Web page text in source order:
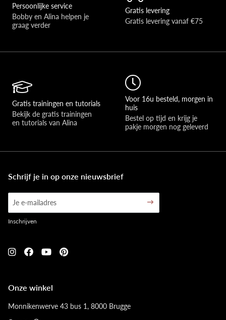
Persoonlijke service
Bobby en Alina helpen je
graag verder
Gratis levering
Gratis levering vanaf €75
Gratis trainingen en tutorials
Bekijk de gratis trainingen
en tutorials van Alina
Voor 16u besteld, morgen in
huis
Bestel op tijd en krijg je
pakje morgen nog geleverd
Onze winkel
Monnikenwerve 43 bus 1, 8000 Brugge
Schrijf je in op onze nieuwsbrief
Inschrijven